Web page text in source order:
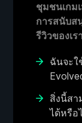
ชุมชนเกม
การสนับส
รีวิวของเร
ฉันจะใ
สิ่งนี้สา
ได้หรือ